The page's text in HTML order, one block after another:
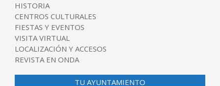
HISTORIA
CENTROS CULTURALES
FIESTAS Y EVENTOS
VISITA VIRTUAL
LOCALIZACIÓN Y ACCESOS
REVISTA EN ONDA
TU AYUNTAMIENTO